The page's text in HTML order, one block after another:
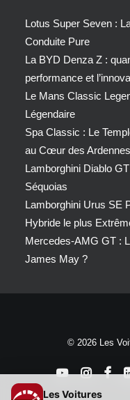
Lotus Super Seven :
Conduite Pure
La BYD Denza Z :
performance et
Le Mans Classic
Légendaire
Spa Classic : Le
au Cœur des Ardennes
Lamborghini Diablo
Séquoias
Lamborghini Urus SE
Hybride le plus
Mercedes-AMG GT :
James May ?
© 2026 Les
Les Voitures